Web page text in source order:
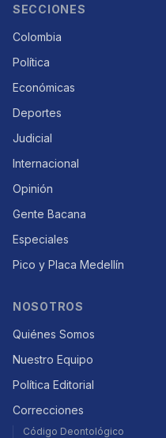
SECCIONES
Colombia
Política
Económicas
Deportes
Judicial
Internacional
Opinión
Gente Bacana
Especiales
Pico y Placa Medellín
NOSOTROS
Quiénes Somos
Nuestro Equipo
Política Editorial
Correcciones
Código Deontológico